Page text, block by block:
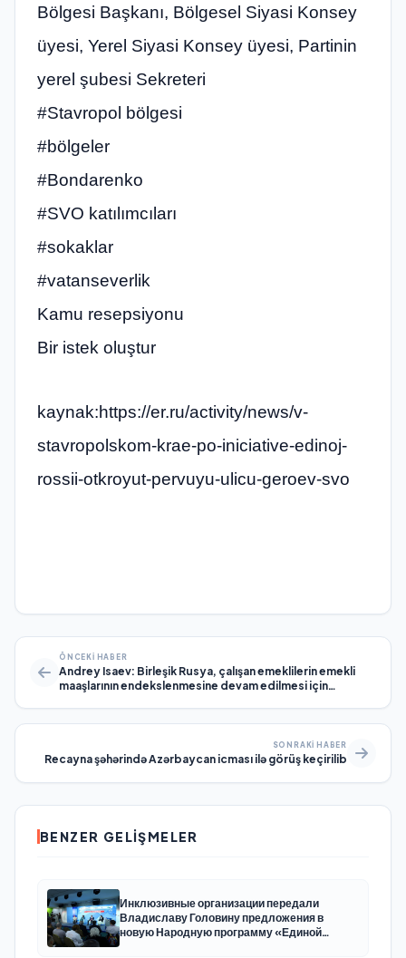
Bölgesi Başkanı, Bölgesel Siyasi Konsey
üyesi, Yerel Siyasi Konsey üyesi, Partinin
yerel şubesi Sekreteri
#Stavropol bölgesi
#bölgeler
#Bondarenko
#SVO katılımcıları
#sokaklar
#vatanseverlik
Kamu resepsiyonu
Bir istek oluştur
kaynak:https://er.ru/activity/news/v-
stavropolskom-krae-po-iniciative-edinoj-
rossii-otkroyut-pervuyu-ulicu-geroev-svo
ÖNCEKI HABER
Andrey Isaev: Birleşik Rusya, çalışan emeklilerin emekli
maaşlarının endekslenmesine devam edilmesi için
SONRAKI HABER
Recayna şəhərində Azərbaycan icması ilə görüş keçirilib
BENZER GELIŞMELER
Инклюзивные организации передали
Владиславу Головину предложения в
новую Народную программу «Единой